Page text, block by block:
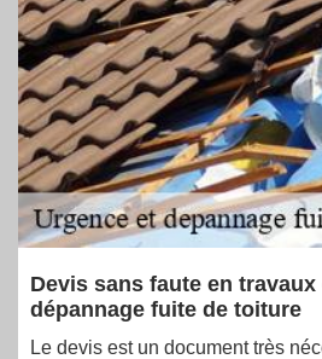
Devis sans faute en travaux
dépannage fuite de toiture
Le devis est un document très